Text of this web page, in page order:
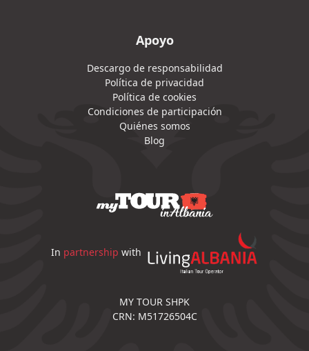
Apoyo
Descargo de responsabilidad
Política de privacidad
Política de cookies
Condiciones de participación
Quiénes somos
Blog
In partnership with
MY TOUR SHPK
CRN: M51726504C